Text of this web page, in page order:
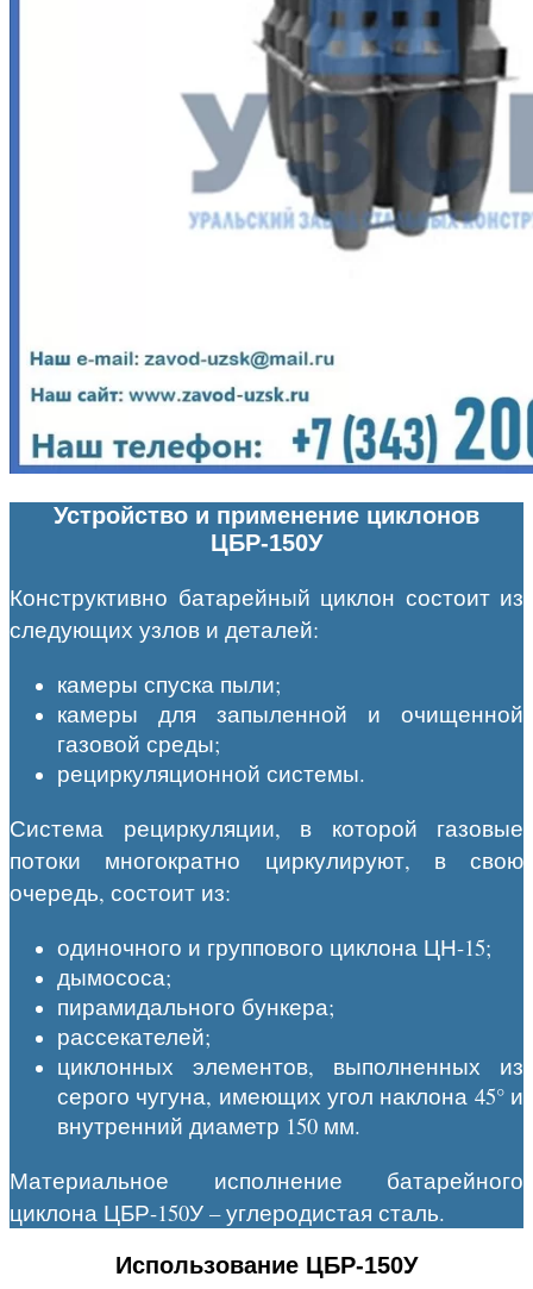
Устройство и применение циклонов
ЦБР-150У
Конструктивно батарейный циклон состоит из
следующих узлов и деталей:
камеры спуска пыли;
камеры для запыленной и очищенной
газовой среды;
рециркуляционной системы.
Система рециркуляции, в которой газовые
потоки многократно циркулируют, в свою
очередь, состоит из:
одиночного и группового циклона ЦН-15;
дымососа;
пирамидального бункера;
рассекателей;
циклонных элементов, выполненных из
серого чугуна, имеющих угол наклона 45° и
внутренний диаметр 150 мм.
Материальное исполнение батарейного
циклона ЦБР-150У – углеродистая сталь.
Использование ЦБР-150У